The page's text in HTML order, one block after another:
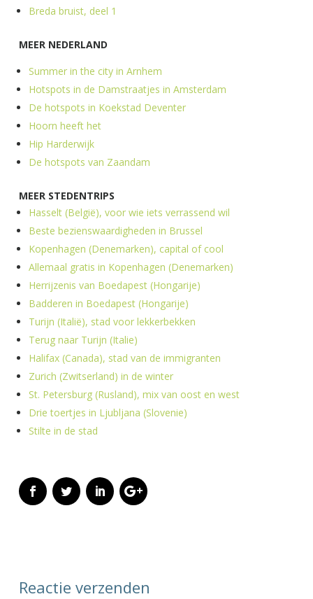
Breda bruist, deel 1
MEER NEDERLAND
Summer in the city in Arnhem
Hotspots in de Damstraatjes in Amsterdam
De hotspots in Koekstad Deventer
Hoorn heeft het
Hip Harderwijk
De hotspots van Zaandam
MEER STEDENTRIPS
Hasselt (België), voor wie iets verrassend wil
Beste bezienswaardigheden in Brussel
Kopenhagen (Denemarken), capital of cool
Allemaal gratis in Kopenhagen (Denemarken)
Herrijzenis van Boedapest (Hongarije)
Badderen in Boedapest (Hongarije)
Turijn (Italië), stad voor lekkerbekken
Terug naar Turijn (Italie)
Halifax (Canada), stad van de immigranten
Zurich (Zwitserland) in de winter
St. Petersburg (Rusland), mix van oost en west
Drie toertjes in Ljubljana (Slovenie)
Stilte in de stad
Reactie verzenden